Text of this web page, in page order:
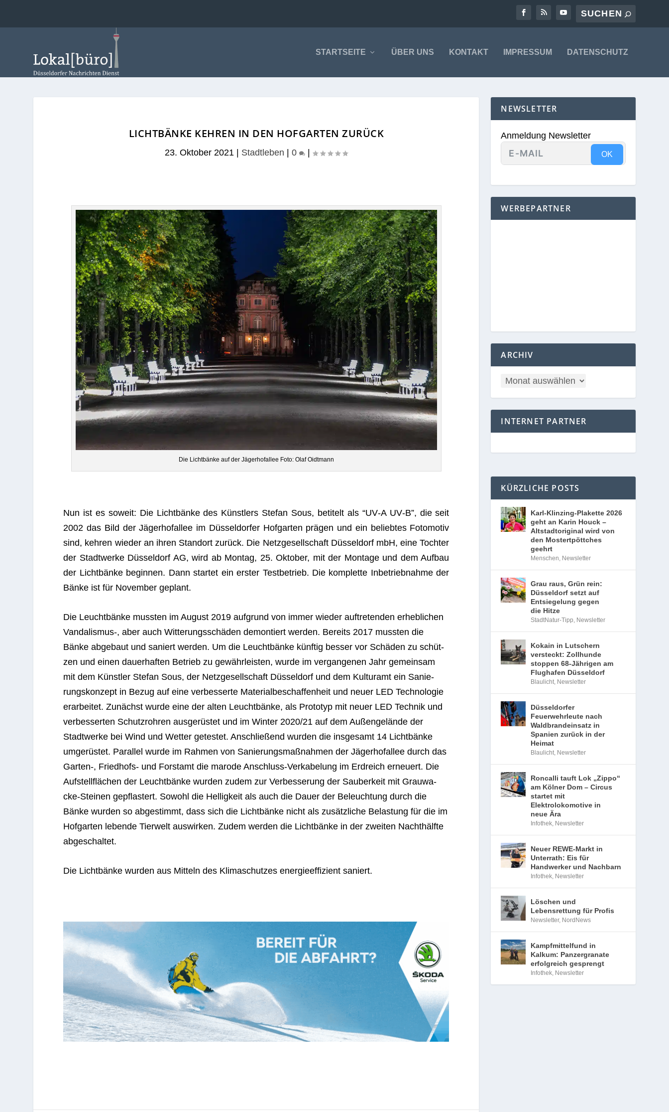
STARTSEITE ÜBER UNS KONTAKT IMPRESSUM DATENSCHUTZ
LICHTBÄNKE KEHREN IN DEN HOFGARTEN ZURÜCK
23. Oktober 2021 Stadtleben |0 |
Die Licht­bänke auf der Jäger­hof­al­lee Foto: Olaf Oidtmann
Nun ist es soweit: Die Licht­bänke des Künst­lers Ste­fan Sous, beti­telt als “UV‑A UV‑B”, die seit
2002 das Bild der Jäger­hof­al­lee im Düs­sel­dor­fer Hof­gar­ten prä­gen und ein belieb­tes Foto­mo­tiv
sind, keh­ren wie­der an ihren Stand­ort zurück. Die Netz­ge­sell­schaft Düs­sel­dorf mbH, eine Toch­ter
der Stadt­werke Düs­sel­dorf AG, wird ab Mon­tag, 25. Okto­ber, mit der Mon­tage und dem Auf­bau
der Licht­bänke begin­nen. Dann star­tet ein ers­ter Test­be­trieb. Die kom­plette Inbe­trieb­nahme der
Bänke ist für Novem­ber geplant.
Die Leucht­bänke muss­ten im August 2019 auf­grund von immer wie­der auf­tre­ten­den erheb­li­chen
Vandalismus‑, aber auch Wit­te­rungs­schä­den demon­tiert wer­den. Bereits 2017 muss­ten die
Bänke abge­baut und saniert wer­den. Um die Leucht­bänke künf­tig bes­ser vor Schä­den zu schüt­
zen und einen dau­er­haf­ten Betrieb zu gewähr­leis­ten, wurde im ver­gan­ge­nen Jahr gemein­sam
mit dem Künst­ler Ste­fan Sous, der Netz­ge­sell­schaft Düs­sel­dorf und dem Kul­tur­amt ein Sanie­
rungs­kon­zept in Bezug auf eine ver­bes­serte Mate­ri­al­be­schaf­fen­heit und neuer LED Tech­no­lo­gie
erar­bei­tet. Zunächst wurde eine der alten Leucht­bänke, als Pro­to­typ mit neuer LED Tech­nik und
ver­bes­ser­ten Schutz­roh­ren aus­ge­rüs­tet und im Win­ter 2020/21 auf dem Außen­ge­lände der
Stadt­werke bei Wind und Wet­ter getes­tet. Anschlie­ßend wur­den die ins­ge­samt 14 Licht­bänke
umge­rüs­tet. Par­al­lel wurde im Rah­men von Sanie­rungs­maß­nah­men der Jäger­hof­al­lee durch das
Garten‑, Fried­hofs- und Forst­amt die marode Anschluss-Ver­ka­be­lung im Erd­reich erneu­ert. Die
Auf­stell­flä­chen der Leucht­bänke wur­den zudem zur Ver­bes­se­rung der Sau­ber­keit mit Grau­wa­
cke-Stei­nen gepflas­tert. Sowohl die Hel­lig­keit als auch die Dauer der Beleuch­tung durch die
Bänke wur­den so abge­stimmt, dass sich die Licht­bänke nicht als zusätz­li­che Belas­tung für die im
Hof­gar­ten lebende Tier­welt aus­wir­ken. Zudem wer­den die Licht­bänke in der zwei­ten Nacht­hälfte
abgeschaltet.
Die Licht­bänke wur­den aus Mit­teln des Kli­ma­schut­zes ener­gie­ef­fi­zi­ent saniert.
NEWSLETTER
Anmeldung Newsletter
OK
WERBEPARTNER
ARCHIV
INTERNET PARTNER
KÜRZLICHE POSTS
Karl-Klinzing-Plakette 2026
geht an Karin Houck –
Altstadtoriginal wird von
den Mostertpöttches
geehrt
Menschen, Newsletter
Grau raus, Grün rein:
Düsseldorf setzt auf
Entsiegelung gegen
die Hitze
StadtNatur-Tipp, Newsletter
Kokain in Lutschern
versteckt: Zollhunde
stoppen 68-Jährigen am
Flughafen Düsseldorf
Blaulicht, Newsletter
Düsseldorfer
Feuerwehrleute nach
Waldbrandeinsatz in
Spanien zurück in der
Heimat
Blaulicht, Newsletter
Roncalli tauft Lok „Zippo“
am Kölner Dom – Circus
startet mit
Elektrolokomotive in
neue Ära
Infothek, Newsletter
Neuer REWE-Markt in
Unterrath: Eis für
Handwerker und Nachbarn
Infothek, Newsletter
Löschen und
Lebensrettung für Profis
Newsletter, NordNews
Kampfmittelfund in
Kalkum: Panzergranate
erfolgreich gesprengt
Infothek, Newsletter